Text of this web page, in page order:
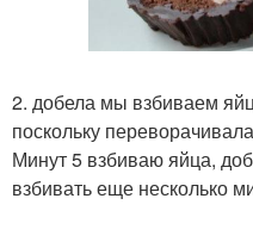
2. добела мы взбиваем
поскольку
Минут 5 взбиваю яйца,
взбивать еще несколько